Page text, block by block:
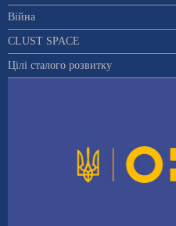
Війна
CLUST SPACE
Цілі сталого розвитку